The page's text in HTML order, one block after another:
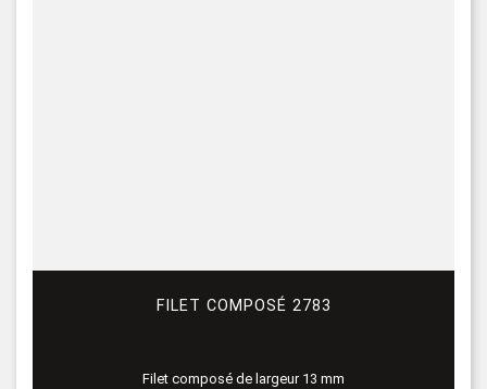
FILET COMPOSÉ 2783
Filet composé de largeur 13 mm